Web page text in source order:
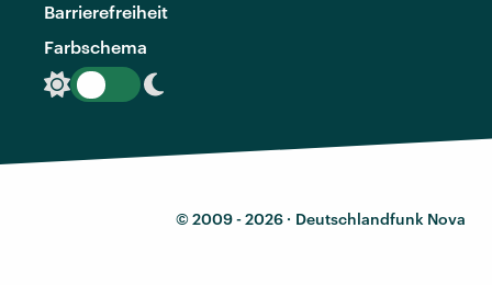
Barrierefreiheit
Farbschema
© 2009 - 2026 · Deutschlandfunk Nova